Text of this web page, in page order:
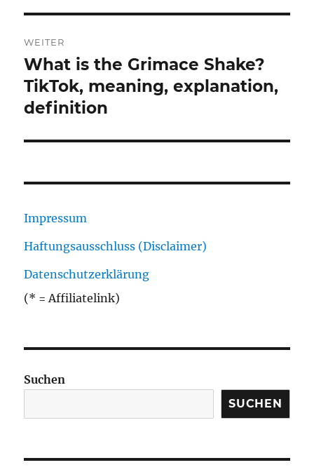
WEITER
Nächster
Beitrag:
What is the Grimace Shake?
TikTok, meaning, explanation,
definition
Impressum
Haftungsausschluss (Disclaimer)
Datenschutzerklärung
(* = Affiliatelink)
Suchen
SUCHEN